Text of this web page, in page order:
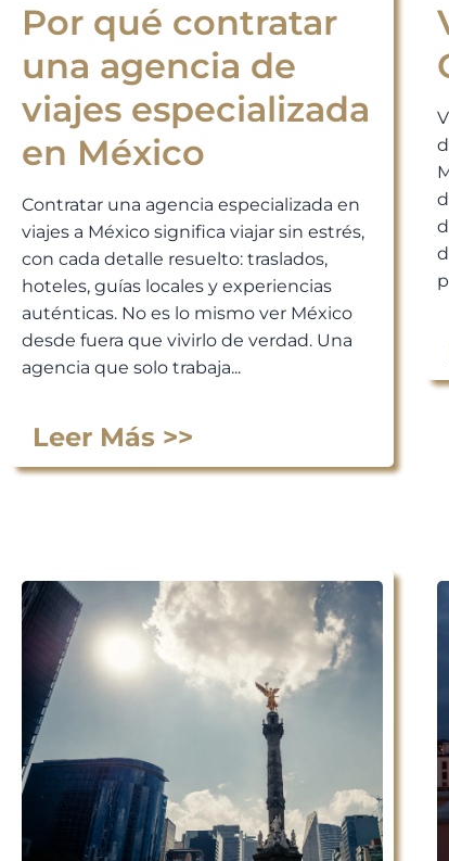
Por qué contratar
una agencia de
viajes especializada
en México
Contratar una agencia especializada en
viajes a México significa viajar sin estrés,
con cada detalle resuelto: traslados,
hoteles, guías locales y experiencias
auténticas. No es lo mismo ver México
desde fuera que vivirlo de verdad. Una
agencia que solo trabaja...
Leer Más >>